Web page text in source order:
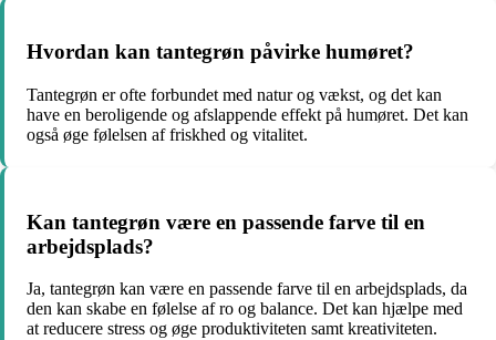
Hvordan kan tantegrøn påvirke humøret?
Tantegrøn er ofte forbundet med natur og vækst, og det kan
have en beroligende og afslappende effekt på humøret. Det kan
også øge følelsen af friskhed og vitalitet.
Kan tantegrøn være en passende farve til en
arbejdsplads?
Ja, tantegrøn kan være en passende farve til en arbejdsplads, da
den kan skabe en følelse af ro og balance. Det kan hjælpe med
at reducere stress og øge produktiviteten samt kreativiteten.